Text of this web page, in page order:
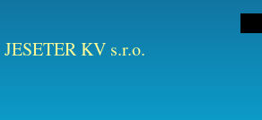
JESETER KV s.r.o.